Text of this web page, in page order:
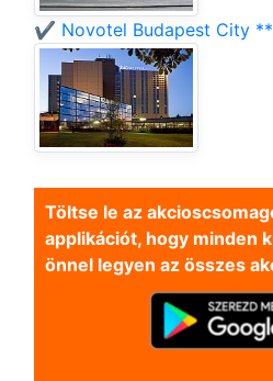
✔️ Novotel Budapest City
Töltse le az
applikációt, hogy minden
önnel legyen az összes